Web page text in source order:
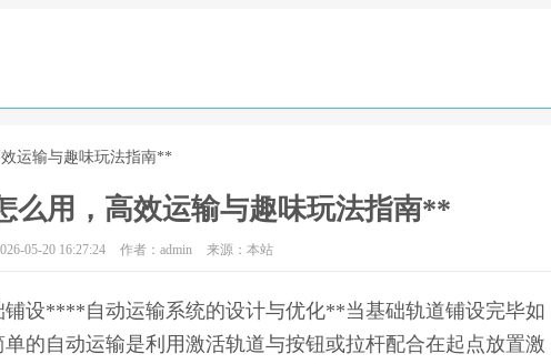
运输与趣味玩法指南**
么用，高效运输与趣味玩法指南**
05-20 16:27:24 作者：admin 来源：本站
设****自动运输系统的设计与优化**当基础轨道铺设完毕如
的自动运输是利用激活轨道与按钮或拉杆配合在起点放置激